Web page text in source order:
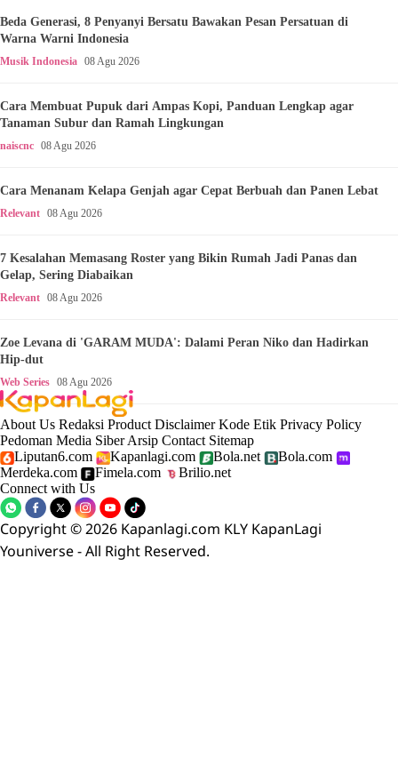
Beda Generasi, 8 Penyanyi Bersatu Bawakan Pesan Persatuan di
Warna Warni Indonesia
Musik Indonesia 08 Agu 2026
Cara Membuat Pupuk dari Ampas Kopi, Panduan Lengkap agar
Tanaman Subur dan Ramah Lingkungan
naiscnc 08 Agu 2026
Cara Menanam Kelapa Genjah agar Cepat Berbuah dan Panen Lebat
Relevant 08 Agu 2026
7 Kesalahan Memasang Roster yang Bikin Rumah Jadi Panas dan
Gelap, Sering Diabaikan
Relevant 08 Agu 2026
Zoe Levana di 'GARAM MUDA': Dalami Peran Niko dan Hadirkan
Hip-dut
Web Series 08 Agu 2026
About Us Redaksi Product Disclaimer Kode Etik Privacy Policy
Pedoman Media Siber Arsip Contact Sitemap
Liputan6.com
Kapanlagi.com Bola.net
Bola.com
Merdeka.com
Fimela.com
Brilio.net
Connect with Us
Copyright © 2026 Kapanlagi.com KLY KapanLagi
Youniverse - All Right Reserved.